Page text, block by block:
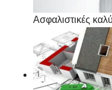
Ασφαλιστικές